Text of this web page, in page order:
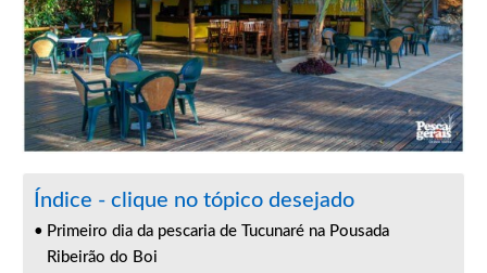
Índice - clique no tópico desejado
Primeiro dia da pescaria de Tucunaré na Pousada
Ribeirão do Boi